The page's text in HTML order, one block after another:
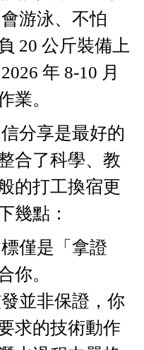
游泳、不怕
20 公斤裝備上
年 8-10 月
業。
分享是最好的
合了科學、教
的打工換宿更
幾點：
僅是「拿證
你。
並非保證，你
求的技術動作